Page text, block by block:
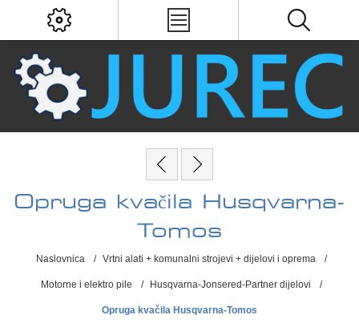
Opruga kvačila Husqvarna-
Tomos
Naslovnica / Vrtni alati + komunalni strojevi + dijelovi i oprema /
Motorne i elektro pile / Husqvarna-Jonsered-Partner dijelovi /
Opruga kvačila Husqvarna-Tomos